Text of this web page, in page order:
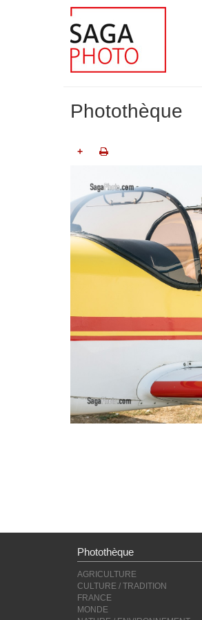
Photothèque
+
Photothèque
AGRICULTURE
CULTURE / TRADITION
FRANCE
MONDE